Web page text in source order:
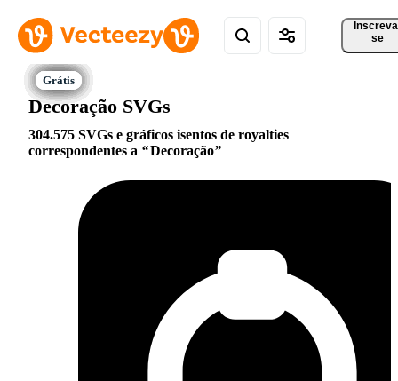
se
Decoração SVGs
304.575 SVGs e gráficos isentos de royalties
correspondentes a
Decoração